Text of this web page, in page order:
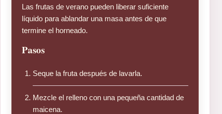
Las frutas de verano pueden liberar suficiente
líquido para ablandar una masa antes de que
termine el horneado.
Pasos
Seque la fruta después de lavarla.
Mezcle el relleno con una pequeña cantidad de
maicena.